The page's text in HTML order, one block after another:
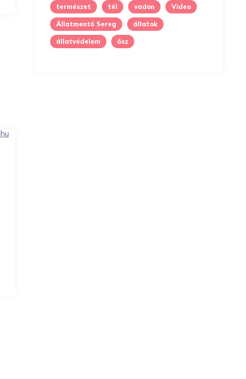
természet tél vadon Video
Állatmentő Sereg állatok
állatvédelem ősz